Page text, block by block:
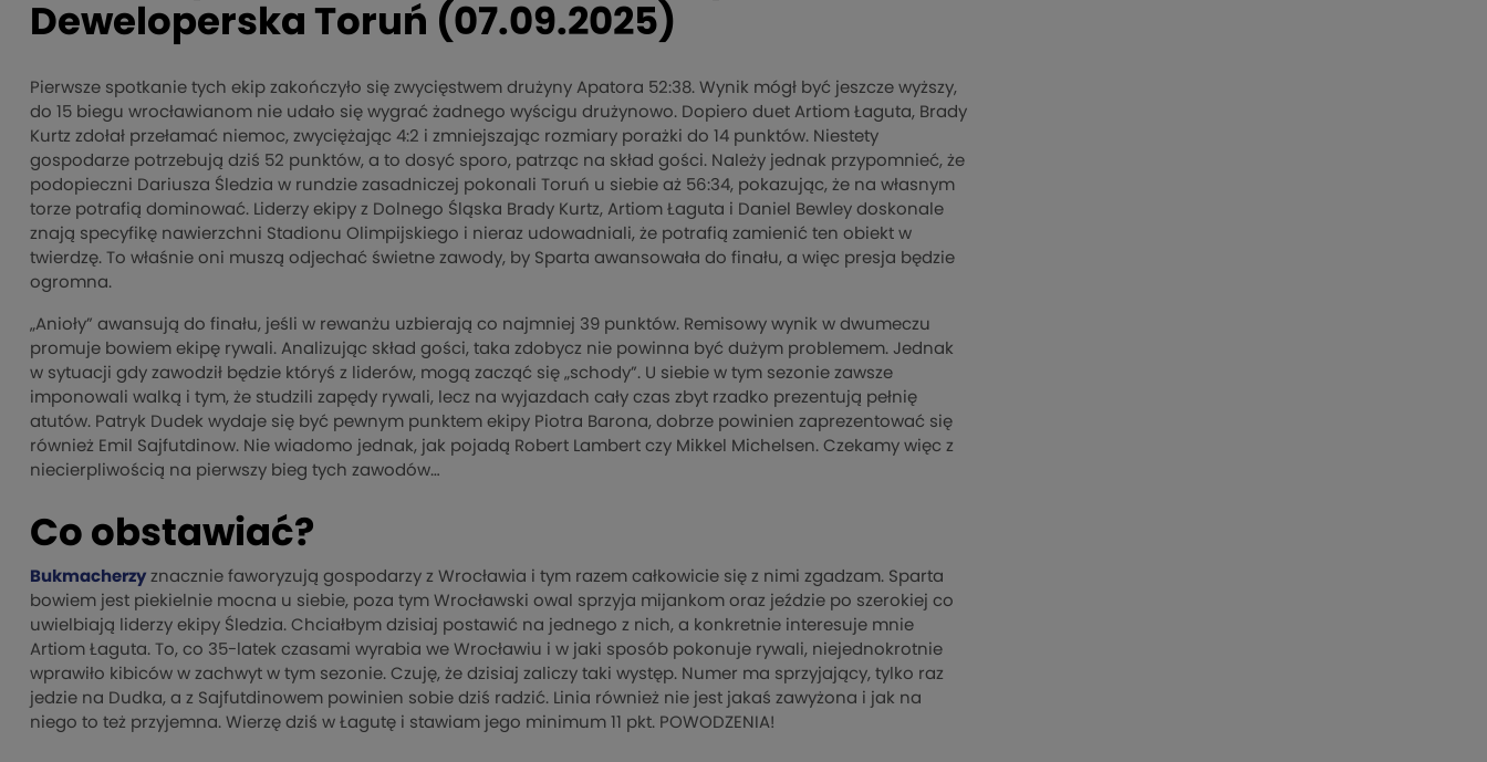
Deweloperska Toruń (07.09.2025)
Pierwsze spotkanie tych ekip zakończyło się zwycięstwem drużyny Apatora 52:38. Wynik mógł być jeszcze wyższy,
do 15 biegu wrocławianom nie udało się wygrać żadnego wyścigu drużynowo. Dopiero duet Artiom Łaguta, Brady
Kurtz zdołał przełamać niemoc, zwyciężając 4:2 i zmniejszając rozmiary porażki do 14 punktów. Niestety
gospodarze potrzebują dziś 52 punktów, a to dosyć sporo, patrząc na skład gości. Należy jednak przypomnieć, że
podopieczni Dariusza Śledzia w rundzie zasadniczej pokonali Toruń u siebie aż 56:34, pokazując, że na własnym
torze potrafią dominować. Liderzy ekipy z Dolnego Śląska Brady Kurtz, Artiom Łaguta i Daniel Bewley doskonale
znają specyfikę nawierzchni Stadionu Olimpijskiego i nieraz udowadniali, że potrafią zamienić ten obiekt w
twierdzę. To właśnie oni muszą odjechać świetne zawody, by Sparta awansowała do finału, a więc presja będzie
ogromna.
„Anioły” awansują do finału, jeśli w rewanżu uzbierają co najmniej 39 punktów. Remisowy wynik w dwumeczu
promuje bowiem ekipę rywali. Analizując skład gości, taka zdobycz nie powinna być dużym problemem. Jednak
w sytuacji gdy zawodził będzie któryś z liderów, mogą zacząć się „schody”. U siebie w tym sezonie zawsze
imponowali walką i tym, że studzili zapędy rywali, lecz na wyjazdach cały czas zbyt rzadko prezentują pełnię
atutów. Patryk Dudek wydaje się być pewnym punktem ekipy Piotra Barona, dobrze powinien zaprezentować się
również Emil Sajfutdinow. Nie wiadomo jednak, jak pojadą Robert Lambert czy Mikkel Michelsen. Czekamy więc z
niecierpliwością na pierwszy bieg tych zawodów…
Co obstawiać?
Bukmacherzy znacznie faworyzują gospodarzy z Wrocławia i tym razem całkowicie się z nimi zgadzam. Sparta
bowiem jest piekielnie mocna u siebie, poza tym Wrocławski owal sprzyja mijankom oraz jeździe po szerokiej co
uwielbiają liderzy ekipy Śledzia. Chciałbym dzisiaj postawić na jednego z nich, a konkretnie interesuje mnie
Artiom Łaguta. To, co 35-latek czasami wyrabia we Wrocławiu i w jaki sposób pokonuje rywali, niejednokrotnie
wprawiło kibiców w zachwyt w tym sezonie. Czuję, że dzisiaj zaliczy taki występ. Numer ma sprzyjający, tylko raz
jedzie na Dudka, a z Sajfutdinowem powinien sobie dziś radzić. Linia również nie jest jakaś zawyżona i jak na
niego to też przyjemna. Wierzę dziś w Łagutę i stawiam jego minimum 11 pkt. POWODZENIA!